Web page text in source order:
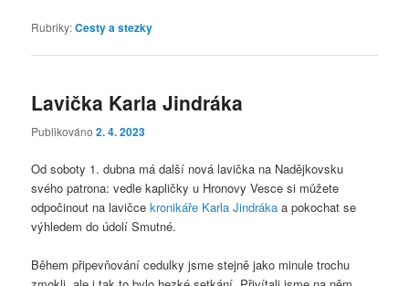
Rubriky:Cesty a stezky
Lavička Karla Jindráka
Publikováno2. 4. 2023
Odsoboty 1. dubna má další nová lavička na Nadějkovsku
svého patrona: vedle kapličky u Hronovy Vesce si můžete
odpočinout na lavičcekronikáře Karla Jindráka a pokochat se
výhledem do údolí Smutné.
Během připevňování cedulky jsme stejně jako minule trochu